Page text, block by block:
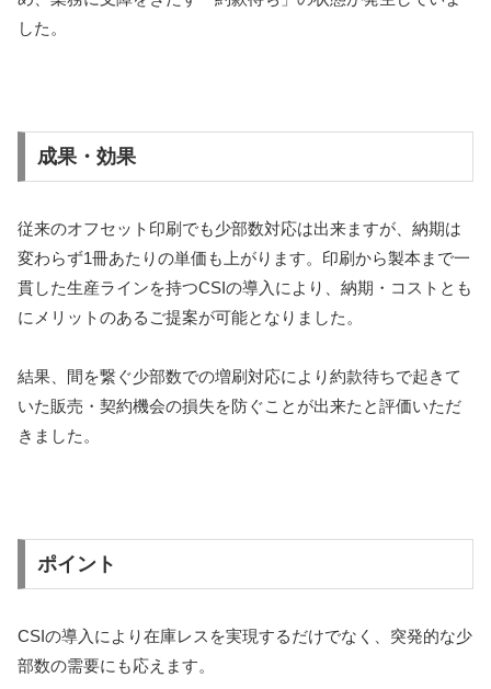
した。
成果・効果
従来のオフセット印刷でも少部数対応は出来ますが、納期は
変わらず1冊あたりの単価も上がります。印刷から製本まで一
貫した生産ラインを持つCSIの導入により、納期・コストとも
にメリットのあるご提案が可能となりました。
結果、間を繋ぐ少部数での増刷対応により約款待ちで起きて
いた販売・契約機会の損失を防ぐことが出来たと評価いただ
きました。
ポイント
CSIの導入により在庫レスを実現するだけでなく、突発的な少
部数の需要にも応えます。